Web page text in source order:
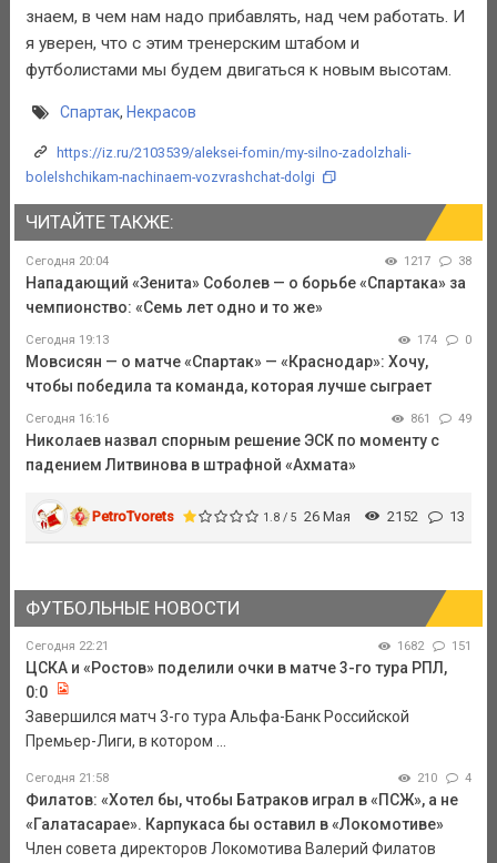
знаем, в чем нам надо прибавлять, над чем работать. И
я уверен, что с этим тренерским штабом и
футболистами мы будем двигаться к новым высотам.
Спартак, Некрасов
https://iz.ru/2103539/aleksei-fomin/my-silno-zadolzhali-
bolelshchikam-nachinaem-vozvrashchat-dolgi
ЧИТАЙТЕ ТАКЖЕ:
Сегодня 20:04 1217 38
Нападающий «Зенита» Соболев — о борьбе «Спартака» за
чемпионство: «Семь лет одно и то же»
Сегодня 19:13 174 0
Мовсисян — о матче «Спартак» — «Краснодар»: Хочу,
чтобы победила та команда, которая лучше сыграет
Сегодня 16:16 861 49
Николаев назвал спорным решение ЭСК по моменту с
падением Литвинова в штрафной «Ахмата»
PetroTvorets 1.8 / 5 26 Мая 2152 13
ФУТБОЛЬНЫЕ НОВОСТИ
Сегодня 22:21 1682 151
ЦСКА и «Ростов» поделили очки в матче 3-го тура РПЛ,
0:0
Завершился матч 3-го тура Альфа-Банк Российской
Премьер-Лиги, в котором ...
Сегодня 21:58 210 4
Филатов: «Хотел бы, чтобы Батраков играл в «ПСЖ», а не
«Галатасарае». Карпукаса бы оставил в «Локомотиве»
Член совета директоров Локомотива Валерий Филатов